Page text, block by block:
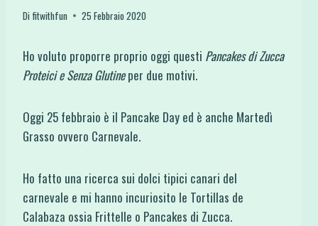
Difitwithfun 25 Febbraio 2020
Ho voluto proporre proprio oggi questi Pancakes di Zucca
Proteici e Senza Glutineper due motivi.
Oggi 25 febbraio è il Pancake Day ed è anche Martedì
Grasso ovvero Carnevale.
Ho fatto una ricerca sui dolci tipici canari del
carnevale e mi hanno incuriosito le Tortillas de
Calabaza ossia Frittelle o Pancakes di Zucca.